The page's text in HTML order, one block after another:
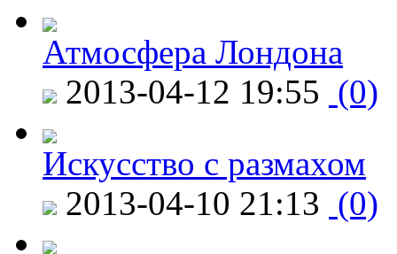
Атмосфера Лондона
2013-04-12 19:55 (0)
Искусство с размахом
2013-04-10 21:13 (0)